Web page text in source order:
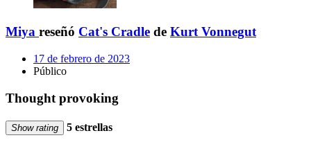
Miya reseñó Cat's Cradle de Kurt Vonnegut
17 de febrero de 2023
Público
Thought provoking
Show rating 5 estrellas